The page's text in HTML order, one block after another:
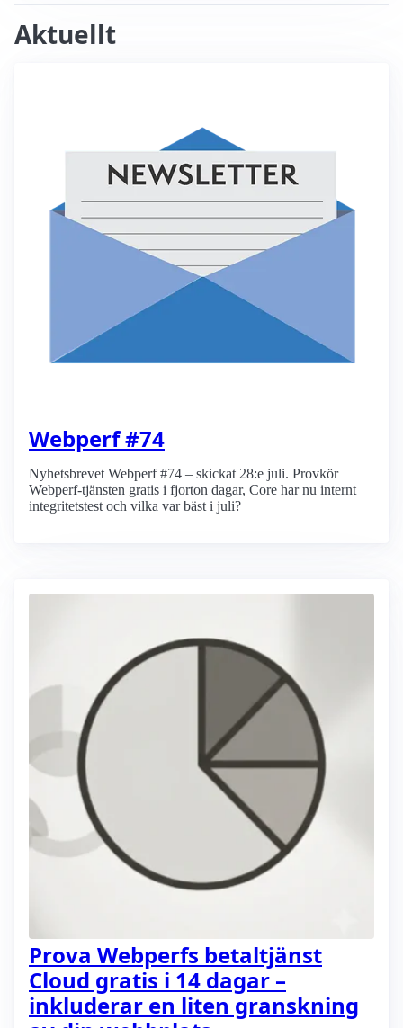
Aktuellt
Webperf #74
Nyhetsbrevet Webperf #74 – skickat 28:e juli. Provkör
Webperf-tjänsten gratis i fjorton dagar, Core har nu internt
integritetstest och vilka var bäst i juli?
Prova Webperfs betaltjänst
Cloud gratis i 14 dagar –
inkluderar en liten granskning